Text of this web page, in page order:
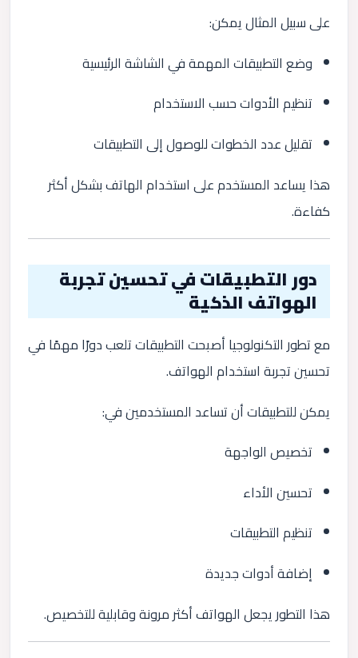
على سبيل المثال يمكن:
وضع التطبيقات المهمة في الشاشة الرئيسية
تنظيم الأدوات حسب الاستخدام
تقليل عدد الخطوات للوصول إلى التطبيقات
هذا يساعد المستخدم على استخدام الهاتف بشكل أكثر
كفاءة.
دور التطبيقات في تحسين تجربة
الهواتف الذكية
مع تطور التكنولوجيا أصبحت التطبيقات تلعب دورًا مهمًا في
تحسين تجربة استخدام الهواتف.
يمكن للتطبيقات أن تساعد المستخدمين في:
تخصيص الواجهة
تحسين الأداء
تنظيم التطبيقات
إضافة أدوات جديدة
هذا التطور يجعل الهواتف أكثر مرونة وقابلية للتخصيص.